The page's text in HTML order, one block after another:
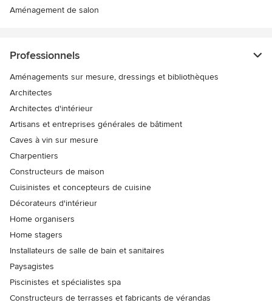
Aménagement de salon
Professionnels
Aménagements sur mesure, dressings et bibliothèques
Architectes
Architectes d'intérieur
Artisans et entreprises générales de bâtiment
Caves à vin sur mesure
Charpentiers
Constructeurs de maison
Cuisinistes et concepteurs de cuisine
Décorateurs d'intérieur
Home organisers
Home stagers
Installateurs de salle de bain et sanitaires
Paysagistes
Piscinistes et spécialistes spa
Constructeurs de terrasses et fabricants de vérandas